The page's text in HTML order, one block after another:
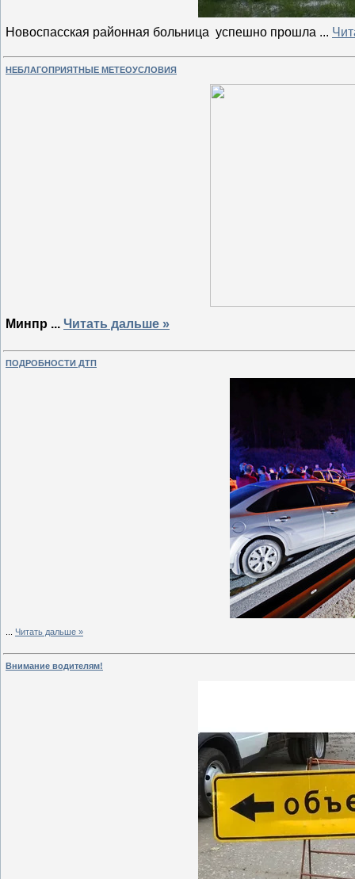
Новоспасская районная больница успешно прошла ...
НЕБЛАГОПРИЯТНЫЕ МЕТЕОУСЛОВИЯ
Минпр ... Читать дальше »
ПОДРОБНОСТИ ДТП
Читать дальше »
Внимание водителям!